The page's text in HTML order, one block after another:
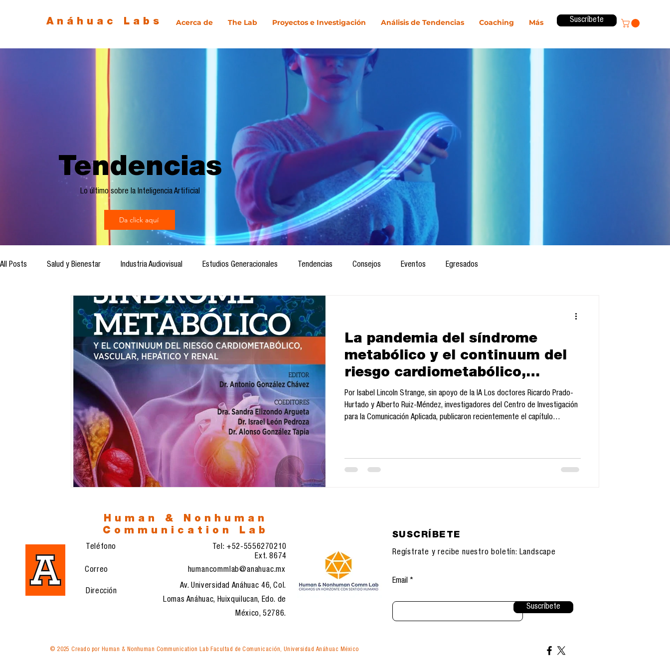
Anáhuac Labs Acerca de The Lab Proyectos e Investigación Análisis de Tendencias Coaching Más Suscríbete
Tendencias
Lo último sobre la Inteligencia Artificial
Da click aquí
All Posts Salud y Bienestar Industria Audiovisual Estudios Generacionales Tendencias Consejos Eventos Egresados
Cultura Digital Comunicación y Sociedad Marketing digital
Ética de la Comunicación Investigación H&NhCL CICA/Sintaxis Revista ComA Observatorio Software del mes Cursos
Novedades Video Informes de investigación
Análisis de tendencias
La pandemia del síndrome
metabólico y el continuum del
riesgo cardiometabólico,
vascular, hepático y renal, de
Antonio González, Sandra
Elizondo, Israel León y Luis
Por Isabel Lincoln Strange, sin apoyo de la IA Los doctores Ricardo Prado-
Hurtado y Alberto Ruiz-Méndez, investigadores del Centro de Investigación
para la Comunicación Aplicada, publicaron recientemente el capítulo
González et al. Una pregunta central surg
Human & Nonhuman
Communication Lab
Teléfono
Tel: +52-5556270210
Ext. 8674
humancommlab@anahuac.mx
Av. Universidad Anáhuac 46, Col.
Lomas Anáhuac, Huixquilucan, Edo. de
México, 52786.
Correo
Dirección
SUSCRÍBETE
Regístrate y recibe nuestro boletín: Landscape
Email
Suscríbete
© 2025 Creado por Human & Nonhuman Communication Lab Facultad de Comunicación, Universidad Anáhuac México